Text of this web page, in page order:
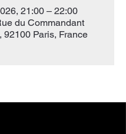
21:00 – 22:00
du Commandant
92100 Paris, France